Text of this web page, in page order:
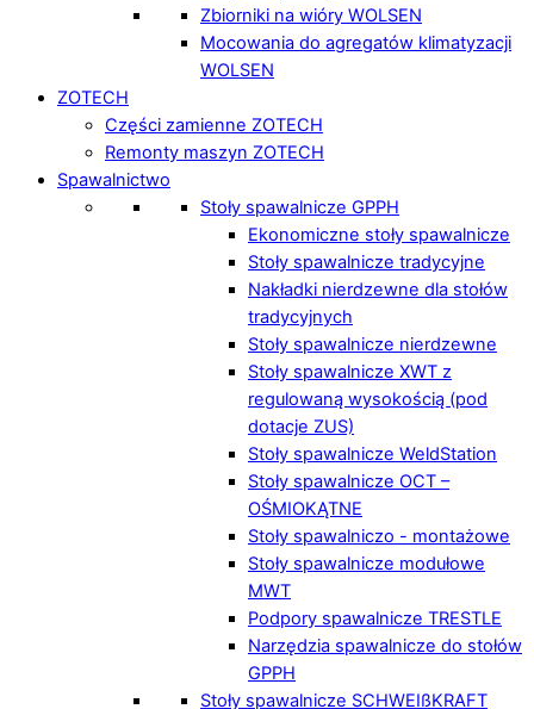
Zbiorniki na wióry WOLSEN
Mocowania do agregatów klimatyzacji
WOLSEN
ZOTECH
Części zamienne ZOTECH
Remonty maszyn ZOTECH
Spawalnictwo
Stoły spawalnicze GPPH
Ekonomiczne stoły spawalnicze
Stoły spawalnicze tradycyjne
Nakładki nierdzewne dla stołów
tradycyjnych
Stoły spawalnicze nierdzewne
Stoły spawalnicze XWT z
regulowaną wysokością (pod
dotacje ZUS)
Stoły spawalnicze WeldStation
Stoły spawalnicze OCT –
OŚMIOKĄTNE
Stoły spawalniczo - montażowe
Stoły spawalnicze modułowe
MWT
Podpory spawalnicze TRESTLE
Narzędzia spawalnicze do stołów
GPPH
Stoły spawalnicze SCHWEIßKRAFT